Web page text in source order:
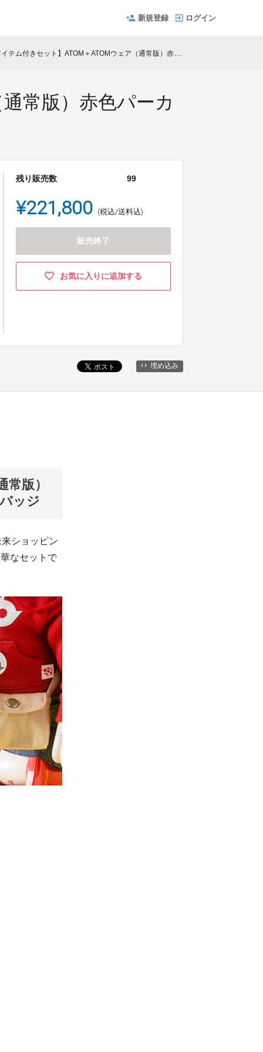
新規登録 ログイン
きセット】ATOM＋ATOMウェア（通常版）赤色パーカー・デニムパンツ＋ショルダーバッグ&缶バッジ
常版）赤色パーカ
残り販売数 99
¥221,800 (税込/送料込)
販売終了
お気に入りに追加する
埋め込み
版）
ッジ
ショッピン
なセットで